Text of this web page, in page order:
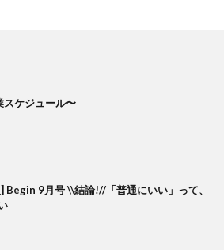
スケジュール〜
Begin 9月号 \\結論!//「普通にいい」って、